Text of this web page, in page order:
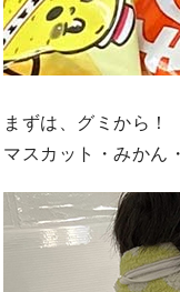
まずは、グミから！
マスカット・みかん